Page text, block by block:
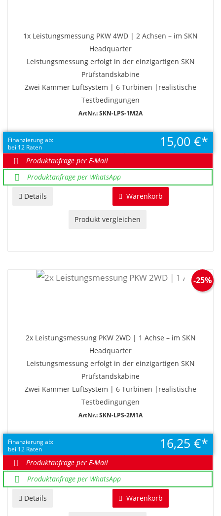
1x Leistungsmessung PKW 4WD | 2 Achsen – im SKN
Headquarter
Leistungsmessung erfolgt in der einzigartigen SKN
Prüfstandskabine
Zwei Kammer Luftsystem | 6 Turbinen |realistische
Testbedingungen
ArtNr.: SKN-LPS-1M2A
Sie sparen 60,00 €
Finanzierung ab:
bei 12 Raten
15,00 €
Produktanfrage per E-Mail
Produktanfrage per WhatsApp
Details Warenkorb
Produkt vergleichen
2x Leistungsmessung PKW 2WD | 1 Achse – im SKN
Headquarter
Leistungsmessung erfolgt in der einzigartigen SKN
Prüfstandskabine
Zwei Kammer Luftsystem | 6 Turbinen |realistische
Testbedingungen
ArtNr.: SKN-LPS-2M1A
-25%
Sie sparen 65,00 €
Finanzierung ab:
bei 12 Raten
16,25 €
Produktanfrage per E-Mail
Produktanfrage per WhatsApp
Details Warenkorb